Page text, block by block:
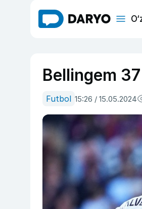
Bellingem
Futbol 15:26 / 15.05.2024